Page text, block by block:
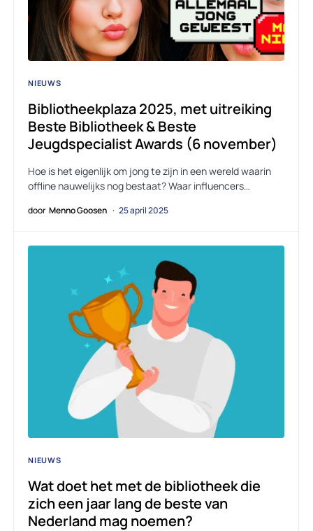
NIEUWS
Bibliotheekplaza 2025, met uitreiking
Beste Bibliotheek & Beste
Jeugdspecialist Awards (6 november)
Hoe is het eigenlijk om jong te zijn in een wereld waarin
offline nauwelijks nog bestaat? Waar influencers…
door Menno Goosen 25 april 2025
NIEUWS
Wat doet het met de bibliotheek die
zich een jaar lang de beste van
Nederland mag noemen?